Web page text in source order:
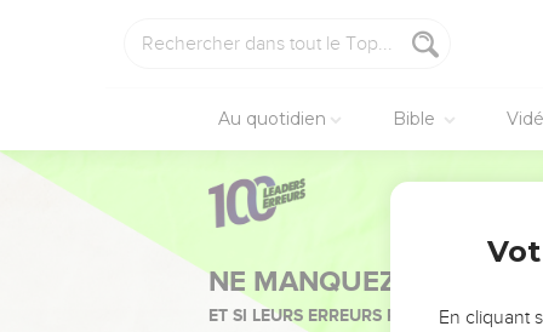
Au quotidien Bible
NE MANQUEZ PAS
ET SI LEURS ERREURS POUVAIENT VOUS
En cliquant